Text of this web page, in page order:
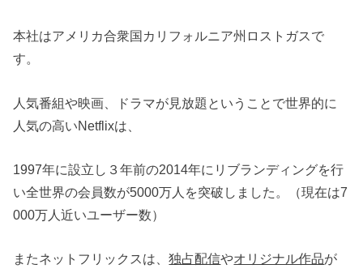
本社はアメリカ合衆国カリフォルニア州ロストガスで
す。
人気番組や映画、ドラマが見放題ということで世界的に
人気の高いNetflixは、
1997年に設立し３年前の2014年にリブランディングを行
い全世界の会員数が5000万人を突破しました。（現在は7
000万人近いユーザー数）
またネットフリックスは、独占配信やオリジナル作品が